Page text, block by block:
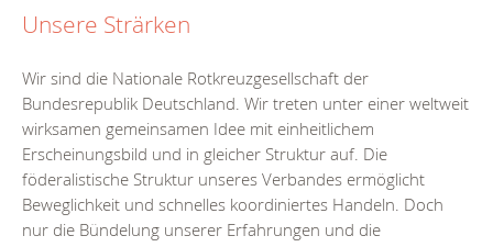
Unsere Strärken
Wir sind die Nationale Rotkreuzgesellschaft der
Bundesrepublik Deutschland. Wir treten unter einer weltweit
wirksamen gemeinsamen Idee mit einheitlichem
Erscheinungsbild und in gleicher Struktur auf. Die
föderalistische Struktur unseres Verbandes ermöglicht
Beweglichkeit und schnelles koordiniertes Handeln. Doch
nur die Bündelung unserer Erfahrungen und die